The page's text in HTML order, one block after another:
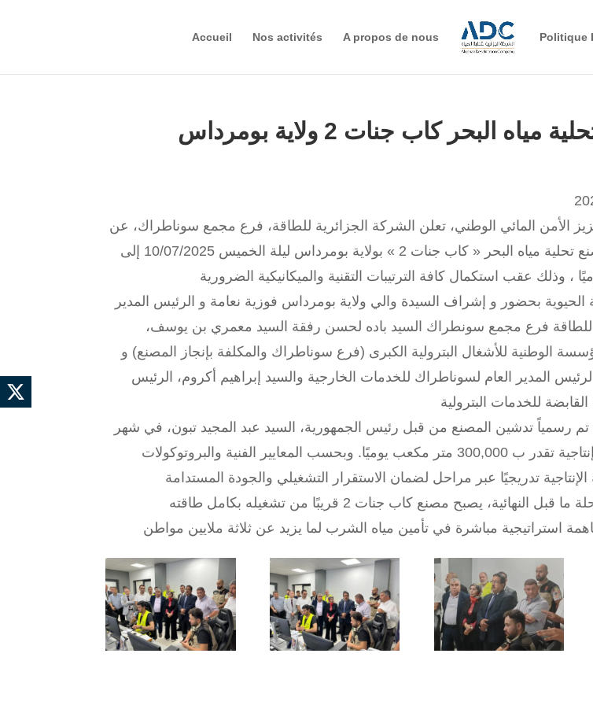
Accueil Nos activités A propos de nous Politique
مياه البحر كاب جنات 2 ولاية بومرداس
الأمن المائي الوطني، تعلن الشركة الجزائرية للطاقة، فرع مجمع سوناطراك، عن
رفع القدرة الإنتاجية لمصنع تحلية مياه البحر « كاب جنات 2 » بولاية بومرداس ليلة الخميس 10/07/2025 إلى
الحيوية بحضور و إشراف السيدة والي ولاية بومرداس فوزية نعامة و الرئيس المدير
للطاقة فرع مجمع سونطراك السيد باده لحسن رفقة السيد معمري بن يوسف،
الوطنية للأشغال البترولية الكبرى (فرع سوناطراك والمكلفة بإنجاز المصنع) و
المدير العام لسوناطراك للخدمات الخارجية والسيد إبراهيم أكروم، الرئيس
للخدمات البترولية
تم رسمياً تدشين المصنع من قبل رئيس الجمهورية، السيد عبد المجيد تبون، في شهر
مارس المنصرم، بقدرة إنتاجية تقدر ب 300,000 متر مكعب يوميًا. وبحسب المعايير الفنية والبروتوكولات
وبالوصول إلى هذه المرحلة ما قبل النهائية، يصبح مصنع كاب جنات 2 قريبًا من تشغيله بكامل طاقته